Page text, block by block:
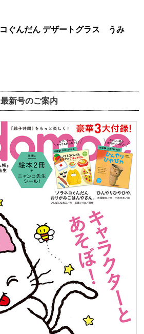
ノラネコぐんだん デザートグラス うみ
最新号のご案内